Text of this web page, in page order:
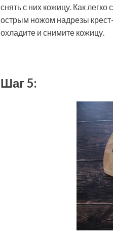
снять с них кожицу. Как
острым ножом надрезы крест-
охладите и снимите кожицу.
Шаг 5: